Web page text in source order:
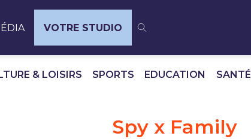
VOTRE STUDIO
& LOISIRS SPORTS EDUCATION SANTÉ
Spy x Family